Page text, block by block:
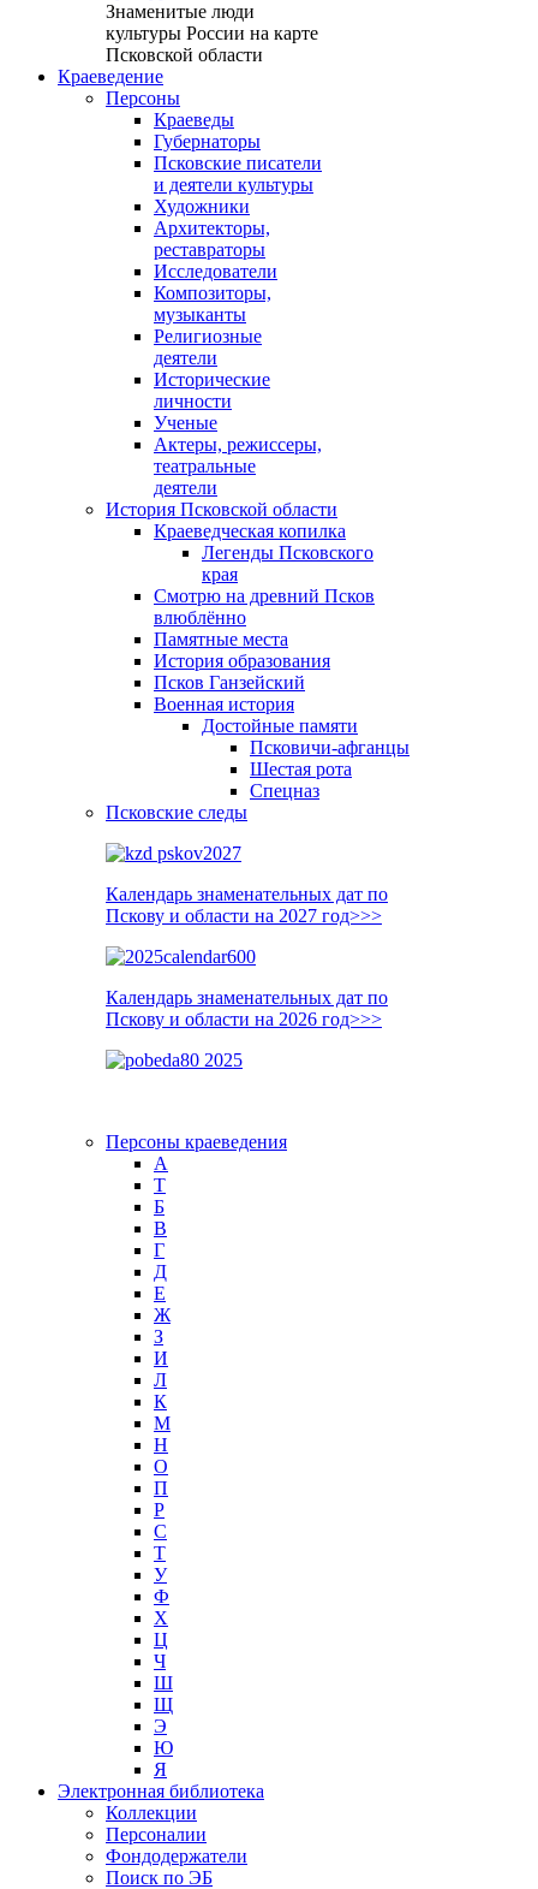
Знаменитые люди
культуры России на карте
Псковской области
Краеведение
Персоны
Краеведы
Губернаторы
Псковские писатели
и деятели культуры
Художники
Архитекторы,
реставраторы
Исследователи
Композиторы,
музыканты
Религиозные
деятели
Исторические
личности
Ученые
Актеры, режиссеры,
театральные
деятели
История Псковской области
Краеведческая копилка
Легенды Псковского
края
Смотрю на древний Псков
влюблённо
Памятные места
История образования
Псков Ганзейский
Военная история
Достойные памяти
Псковичи-афганцы
Шестая рота
Спецназ
Псковские следы
Календарь знаменательных дат по
Пскову и области на 2027 год>>>
Календарь знаменательных дат по
Пскову и области на 2026 год>>>
Персоны краеведения
А
T
Б
В
Г
Д
Е
Ж
З
И
Л
К
М
Н
О
П
Р
С
Т
У
Ф
Х
Ц
Ч
Ш
Щ
Э
Ю
Я
Электронная библиотека
Коллекции
Персоналии
Фондодержатели
Поиск по ЭБ